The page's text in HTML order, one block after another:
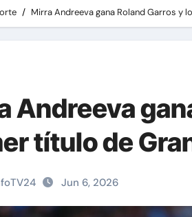
Mirra Andreeva gana Roland Garros y
Andreeva
título de
Jun 6, 2026